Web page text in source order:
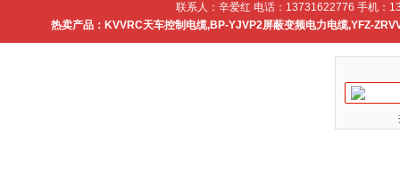
联系人：辛爱红 电话：13731622776 手机：
热卖产品： KVVRC天车控制电缆,BP-YJVP2屏蔽变频电力电缆,YFZ-